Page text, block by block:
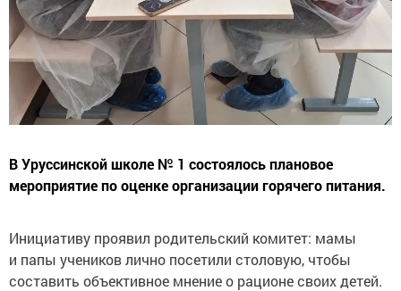
В Уруссинской школе № 1 состоялось плановое
мероприятие по оценке организации горячего питания.
Инициативу проявил родительский комитет: мамы
и папы учеников лично посетили столовую, чтобы
составить объективное мнение о рационе своих детей.